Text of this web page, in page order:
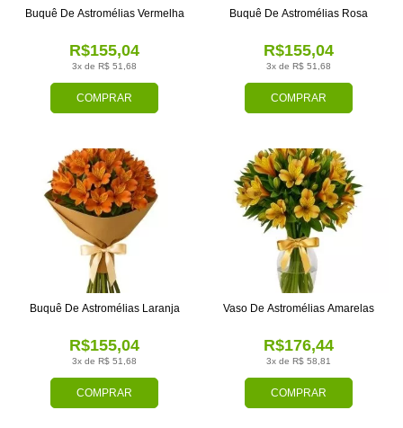
COMPRAR
3x de R$ 51,68
R$155,04
Buquê De Astromélias Vermelha
COMPRAR
3x de R$ 51,68
R$155,04
Buquê De Astromélias Rosa
COMPRAR
3x de R$ 51,68
R$155,04
Buquê De Astromélias Laranja
COMPRAR
3x de R$ 58,81
R$176,44
Vaso De Astromélias Amarelas